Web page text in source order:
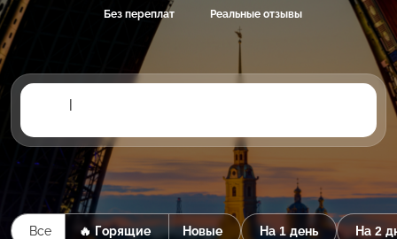
Без переплат Реальные отзывы
|
Все 🔥 Горящие Новые На 1 день На 2